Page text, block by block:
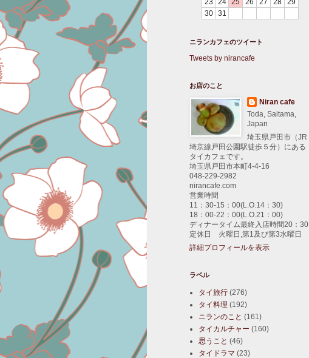
23
24 25 26 27 28
29
30
31
ニランカフェのツイート
Tweets by nirancafe
お店のこと
Niran cafe
Toda, Saitama,
Japan
埼玉県戸田市（JR
埼京線戸田公園駅徒歩５分）にある
タイカフェです。
埼玉県戸田市本町4-4-16
048-229-2982
nirancafe.com
営業時間
11：30-15：00(L.O.14：30)
18：00-22：00(L.O.21：00)
ディナータイム最終入店時間20：30
定休日 火曜日,第1及び第3水曜日
詳細プロフィールを表示
ラベル
タイ旅行 (276)
タイ料理 (192)
ニランのこと (161)
タイカルチャー (160)
思うこと (46)
タイドラマ (23)